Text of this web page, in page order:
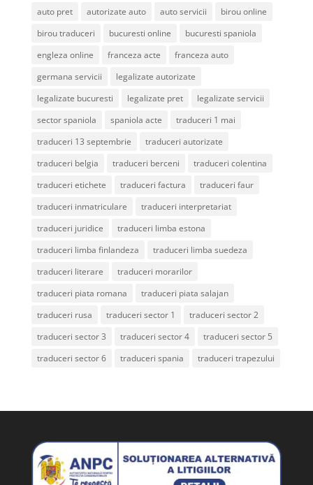
auto pret autorizate auto auto servicii
birou online
birou traduceri
bucuresti online
bucuresti spaniola
engleza online
franceza acte
franceza auto
germana servicii
legalizate autorizate
legalizate bucuresti
legalizate pret
legalizate servicii
sector spaniola
spaniola acte
traduceri 1 mai
traduceri 13 septembrie
traduceri autorizate
traduceri belgia
traduceri berceni
traduceri colentina
traduceri etichete
traduceri factura
traduceri faur
traduceri inmatriculare
traduceri interpretariat
traduceri juridice
traduceri limba estona
traduceri limba finlandeza
traduceri limba suedeza
traduceri literare
traduceri morarilor
traduceri piata romana
traduceri piata salajan
traduceri rusa
traduceri sector 1
traduceri sector 2
traduceri sector 3
traduceri sector 4
traduceri sector 5
traduceri sector 6
traduceri spania traduceri trapezului